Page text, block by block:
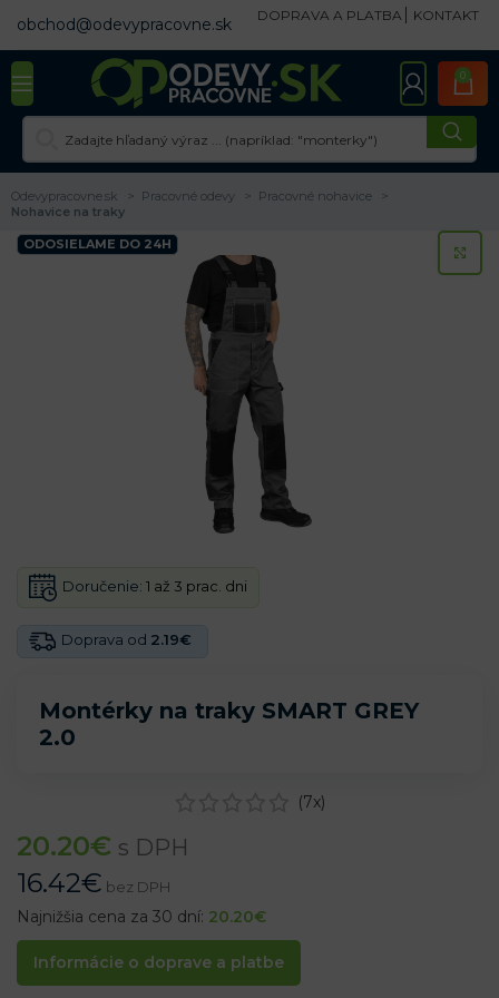
obchod@odevypracovne.sk DOPRAVA A PLATBA KONTAKT
0
Odevypracovne.sk Pracovné odevy
Pracovné nohavice
Nohavice na traky
ODOSIELAME DO 24H
Montérky na traky SMART GREY
2.0
Doprava od 2.19€
Doručenie: 1 až 3 prac. dni
(7x)
20.20€ s DPH
16.42€ bez DPH
Najnižšia cena za 30 dní: 20.20€
Informácie o doprave a platbe